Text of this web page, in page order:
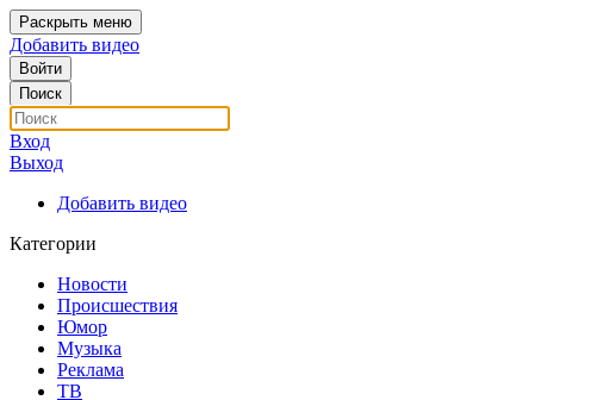
Раскрыть меню
Добавить видео
Войти
Поиск
Вход
Выход
Добавить видео
Категории
Новости
Происшествия
Юмор
Музыка
Реклама
ТВ